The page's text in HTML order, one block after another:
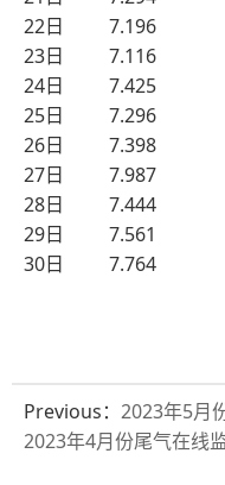
22日
7.196
23日
7.116
24日
7.425
25日
7.296
26日
7.398
27日
7.987
28日
7.444
29日
7.561
30日
7.764
Previous： 2023年5月
2023年4月份尾气在线